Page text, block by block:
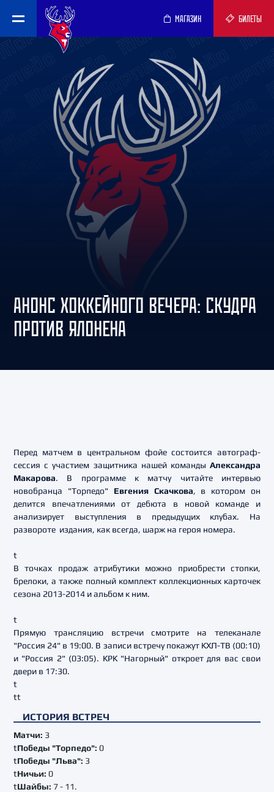
МАГАЗИН БИЛЕТЫ
АНОНС ХОККЕЙНОГО ВЕЧЕРА: СКУДРА
ПРОТИВ ЯЛОНЕНА
Перед матчем в центральном фойе состоится автограф-
сессия с участием защитника нашей команды Александра
Макарова. В программе к матчу читайте интервью
новобранца "Торпедо" Евгения Скачкова, в котором он
делится впечатлениями от дебюта в новой команде и
анализирует выступления в предыдущих клубах. На
развороте издания, как всегда, шарж на героя номера.
t
В точках продаж атрибутики можно приобрести стопки,
брелоки, а также полный комплект коллекционных карточек
сезона 2013-2014 и альбом к ним.
t
Прямую трансляцию встречи смотрите на телеканале
"Россия 24" в 19:00. В записи встречу покажут КХЛ-ТВ (00:10)
и "Россия 2" (03:05). КРК "Нагорный" откроет для вас свои
двери в 17:30.
t
tt
ИСТОРИЯ ВСТРЕЧ
Матчи: 3
tПобеды "Торпедо": 0
tПобеды "Льва": 3
tНичьи: 0
tШайбы: 7 - 11.